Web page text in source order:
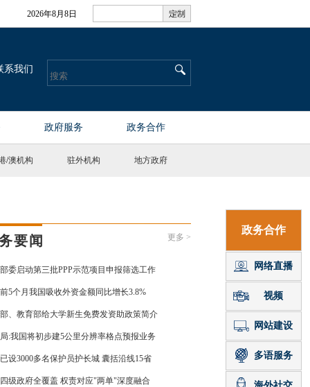
/澳机构 驻外机构 地方政府
要闻 更多 >
委启动第三批PPP示范项目申报筛选工作
5个月我国吸收外资金额同比增长3.8%
、教育部给大学新生免费发资助政策简介
:我国将初步建5公里分辨率格点预报业务
设3000多名保护员护长城 囊括沿线15省
级政府全覆盖 权责对应"两单"深度融合